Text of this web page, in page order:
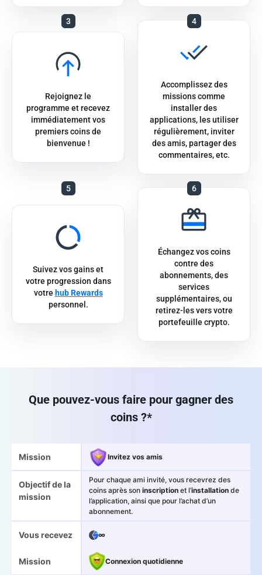
3
Rejoignez le
programme et recevez
immédiatement vos
premiers coins de
bienvenue !
4
Accomplissez des
missions comme
installer des
applications, les utiliser
régulièrement, inviter
des amis, partager des
commentaires, etc.
5
Suivez vos gains et
votre progression dans
votre hub Rewards
personnel.
6
Échangez vos coins
contre des
abonnements, des
services
supplémentaires, ou
retirez-les vers votre
portefeuille crypto.
Que pouvez-vous faire pour gagner des
coins ?*
Mission Invitez vos amis
Objectif de la
mission
Pour chaque ami invité, vous recevrez des
coins après son inscription et l’installation de
l’application, ainsi que pour l’achat d’un
abonnement.
Vous recevez ∞
Mission Connexion quotidienne